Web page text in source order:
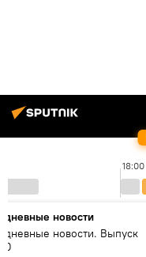
18:00
новости
новости. Выпуск